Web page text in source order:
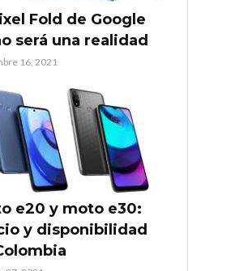
Fold de Google
será una realidad
16, 2021
e20 y moto e30:
y disponibilidad